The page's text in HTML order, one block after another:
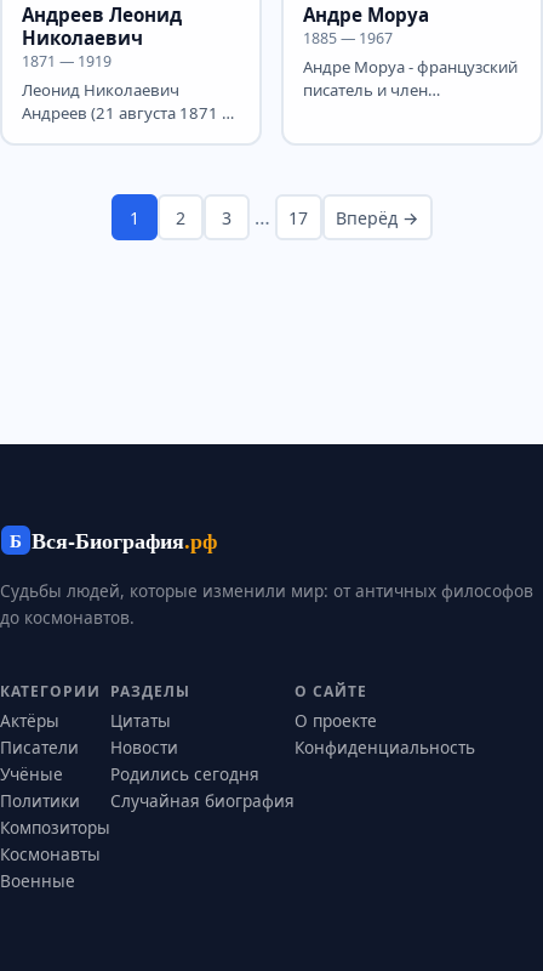
Андреев Леонид
Николаевич
1871 — 1919
Леонид Николаевич
Андреев (21 августа 1871 —
Андре Моруа
1885 — 1967
Андре Моруа - французский
писатель и член
1 2 3 … 17 Вперёд →
Б Вся-Биография.рф
Судьбы людей, которые изменили мир: от античных философов
до космонавтов.
КАТЕГОРИИ
Актёры
Писатели
Учёные
Политики
Композиторы
Космонавты
Военные
РАЗДЕЛЫ
Цитаты
Новости
Родились сегодня
Случайная биография
О САЙТЕ
О проекте
Конфиденциальность